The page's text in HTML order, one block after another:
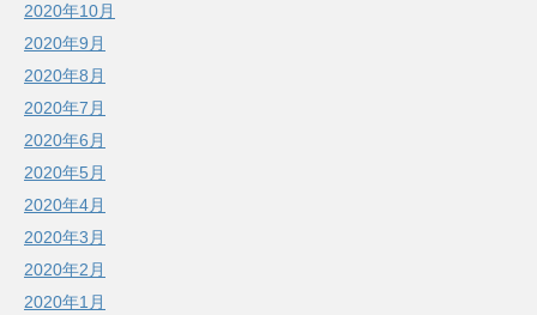
2020年10月
2020年9月
2020年8月
2020年7月
2020年6月
2020年5月
2020年4月
2020年3月
2020年2月
2020年1月